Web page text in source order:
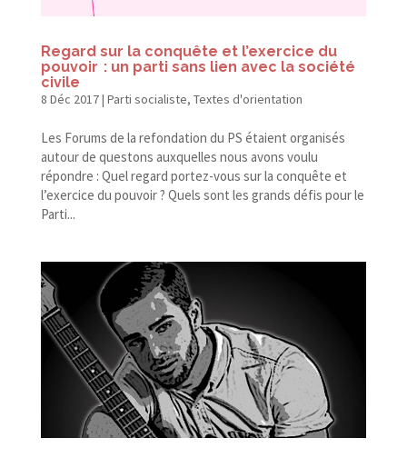
Regard sur la conquête et l’exercice du
pouvoir : un parti sans lien avec la société
civile
8 Déc 2017| Parti socialiste, Textes d'orientation
Les Forums de la refondation du PS étaient organisés
autour de questons auxquelles nous avons voulu
répondre : Quel regard portez-​vous sur la conquête et
l’exercice du pouvoir ? Quels sont les grands défis pour le
Parti...